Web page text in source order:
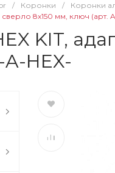
/ Коронки / Коронки
8х150 мм, ключ (арт.
KIT,
A-HEX-